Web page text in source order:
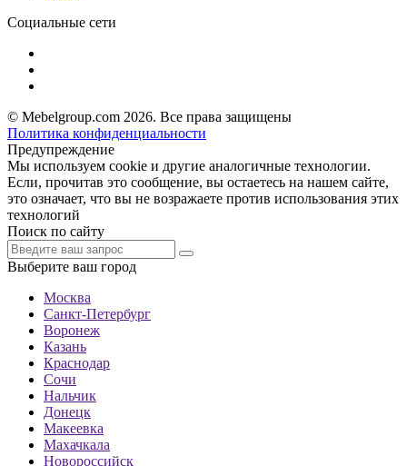
Социальные сети
© Mebelgroup.com 2026. Все права защищены
Политика конфиденциальности
Предупреждение
Мы используем cookie и другие аналогичные технологии.
Если, прочитав это сообщение, вы остаетесь на нашем сайте,
это означает, что вы не возражаете против использования этих
технологий
Поиск по сайту
Выберите ваш город
Москва
Санкт-Петербург
Воронеж
Казань
Краснодар
Сочи
Нальчик
Донецк
Макеевка
Махачкала
Новороссийск